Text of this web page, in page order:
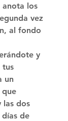
anota los
vez
al fondo
y
un
que
las dos
de